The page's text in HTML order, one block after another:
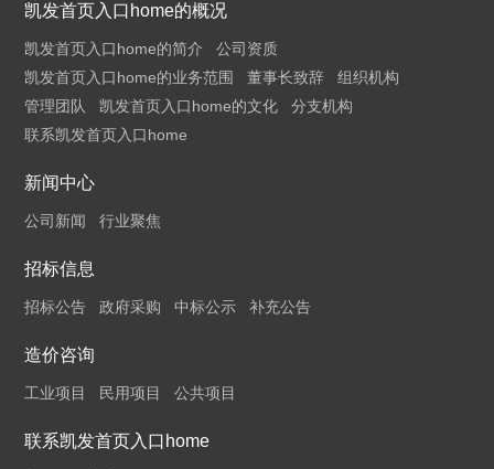
凯发首页入口home的概况
凯发首页入口home的简介
公司资质
凯发首页入口home的业务范围
董事长致辞
组织机构
管理团队
凯发首页入口home的文化
分支机构
联系凯发首页入口home
新闻中心
公司新闻 行业聚焦
招标信息
招标公告 政府采购 中标公示 补充公告
造价咨询
工业项目 民用项目 公共项目
联系凯发首页入口home